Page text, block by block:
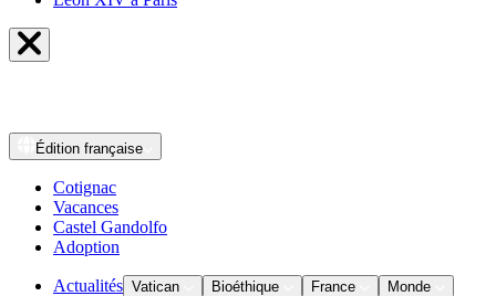
Édition française
Cotignac
Vacances
Castel Gandolfo
Adoption
Actualités Vatican Bioéthique France
Monde